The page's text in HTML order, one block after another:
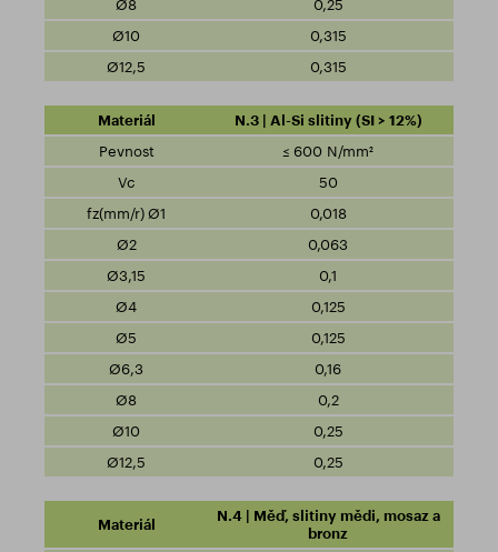
0,25
0,315
0,315
N.3 | Al-Si slitiny (SI > 12%)
≤ 600 N/mm²
50
0,018
0,063
0,1
0,125
0,125
0,16
0,2
0,25
0,25
N.4 | Měď, slitiny mědi, mosaz a
bronz